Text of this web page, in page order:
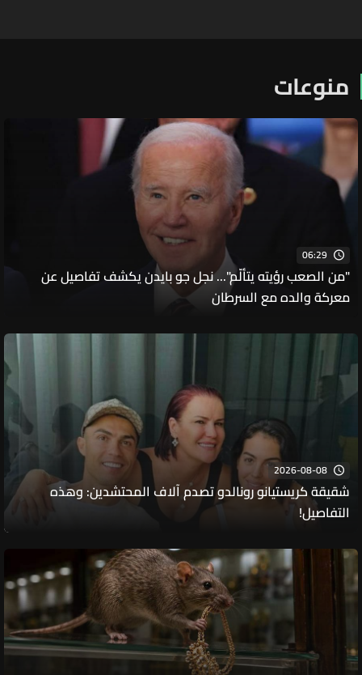
منوعات
06:29
"من الصعب رؤيته يتألّم"... نجل جو بايدن يكشف تفاصيل عن
معركة والده مع السرطان
2026-08-08
شقيقة كريستيانو رونالدو تصدم آلاف المحتشدين: وهذه
التفاصيل!